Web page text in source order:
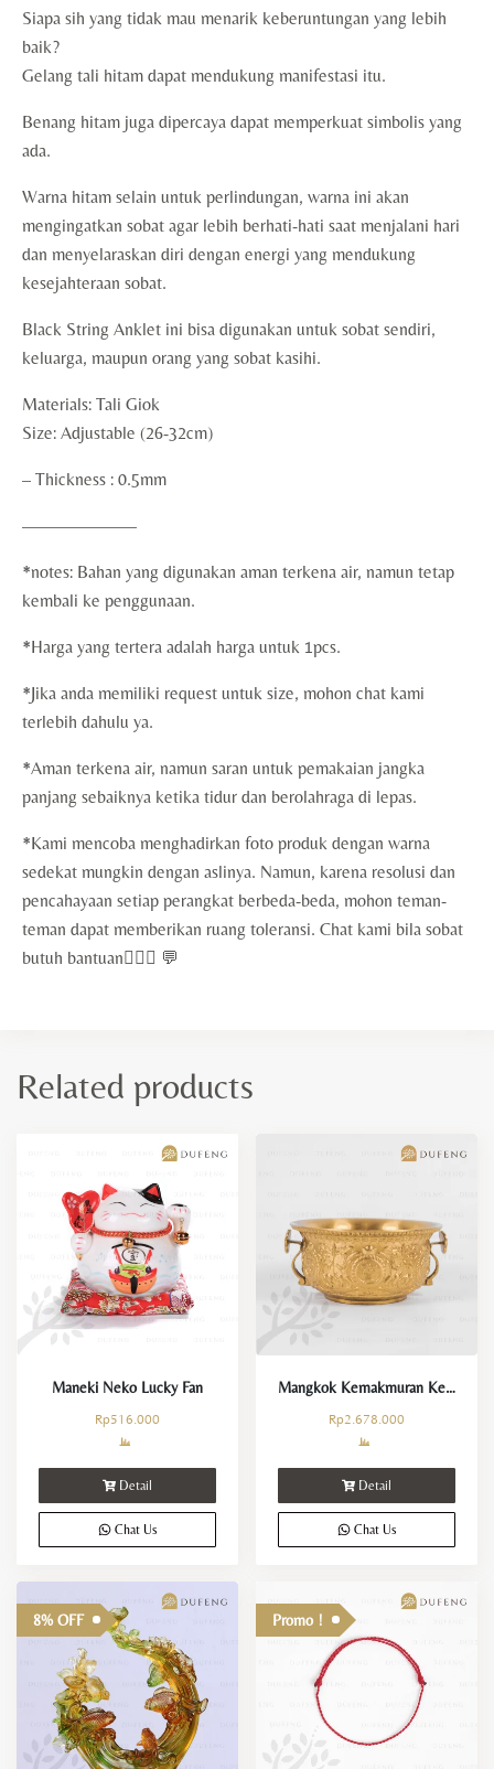
Siapa sih yang tidak mau menarik keberuntungan yang lebih
baik?
Gelang tali hitam dapat mendukung manifestasi itu.
Benang hitam juga dipercaya dapat memperkuat simbolis yang
ada.
Warna hitam selain untuk perlindungan, warna ini akan
mengingatkan sobat agar lebih berhati-hati saat menjalani hari
dan menyelaraskan diri dengan energi yang mendukung
kesejahteraan sobat.
Black String Anklet ini bisa digunakan untuk sobat sendiri,
keluarga, maupun orang yang sobat kasihi.
Materials: Tali Giok
Size: Adjustable (26-32cm)
– Thickness : 0.5mm
——————–
*notes: Bahan yang digunakan aman terkena air, namun tetap
kembali ke penggunaan.
*Harga yang tertera adalah harga untuk 1pcs.
*Jika anda memiliki request untuk size, mohon chat kami
terlebih dahulu ya.
*Aman terkena air, namun saran untuk pemakaian jangka
panjang sebaiknya ketika tidur dan berolahraga di lepas.
*Kami mencoba menghadirkan foto produk dengan warna
sedekat mungkin dengan aslinya. Namun, karena resolusi dan
pencahayaan setiap perangkat berbeda-beda, mohon teman-
teman dapat memberikan ruang toleransi. Chat kami bila sobat
butuh bantuan🙇🏻‍♀️ 💬
Related products
Maneki Neko Lucky Fan
Rp516.000
Detail
Chat Us
Mangkok Kemakmuran Keberuntungan
Rp2.678.000
Detail
Chat Us
8% OFF Promo !